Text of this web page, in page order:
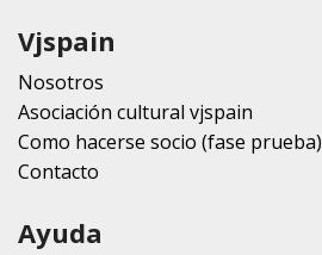
Vjspain
Nosotros
Asociación cultural vjspain
Como hacerse socio (fase prueba)
Contacto
Ayuda